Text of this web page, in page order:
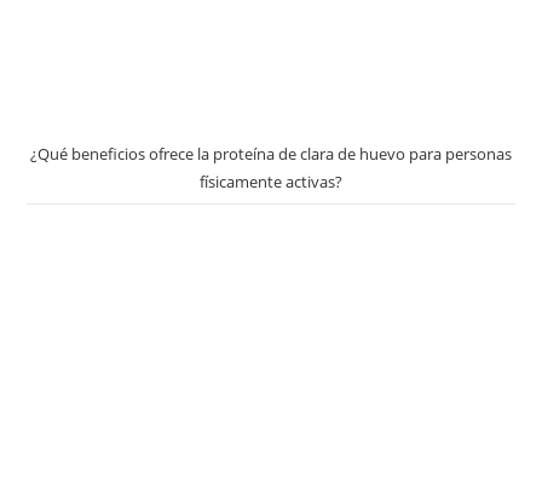
¿Qué beneficios ofrece la proteína de clara de huevo para personas
físicamente activas?